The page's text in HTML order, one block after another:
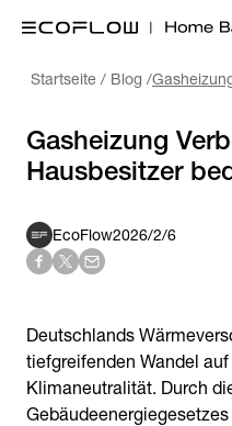
Startseite / Blog /
Gasheizung
Hausbesitzer
EcoFlow2026/2/6
Deutschlands
tiefgreifenden Wandel
Klimaneutralität. Durch